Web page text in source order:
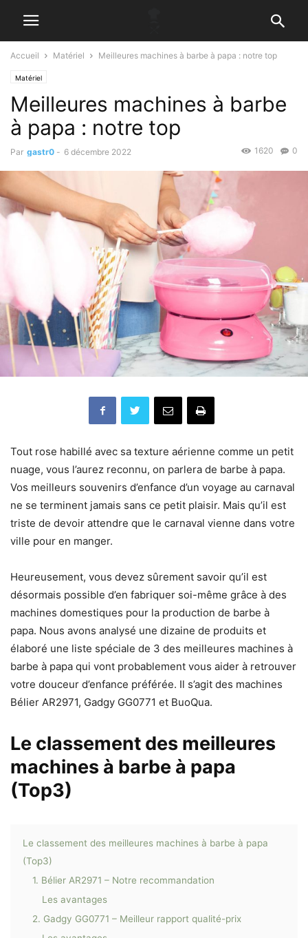
Accueil Matériel Meilleures machines à barbe à papa : notre top
Matériel
Meilleures machines à barbe
à papa : notre top
Par gastr0 - 6 décembre 2022 0
1620
Tout rose habillé avec sa texture aérienne comme un petit
nuage, vous l’aurez reconnu, on parlera de barbe à papa.
Vos meilleurs souvenirs d’enfance d’un voyage au carnaval
ne se terminent jamais sans ce petit plaisir. Mais qu’il est
triste de devoir attendre que le carnaval vienne dans votre
ville pour en manger.
Heureusement, vous devez sûrement savoir qu’il est
désormais possible d’en fabriquer soi-même grâce à des
machines domestiques pour la production de barbe à
papa. Nous avons analysé une dizaine de produits et
élaboré une liste spéciale de 3 des meilleures machines à
barbe à papa qui vont probablement vous aider à retrouver
votre douceur d’enfance préférée. Il s’agit des machines
Bélier AR2971, Gadgy GG0771 et BuoQua.
Le classement des meilleures
machines à barbe à papa
(Top3)
Le classement des meilleures machines à barbe à papa
(Top3)
1. Bélier AR2971 – Notre recommandation
Les avantages
2. Gadgy GG0771 – Meilleur rapport qualité-prix